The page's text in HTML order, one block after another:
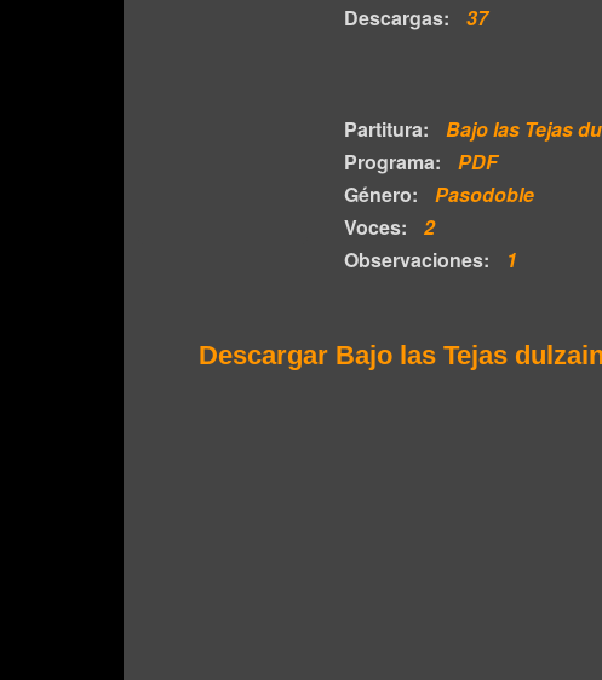
Descargas:
37
Partitura:
Bajo las Tejas
Programa:
PDF
Género:
Pasodoble
Voces:
2
Observaciones:
1
Descargar Bajo las Tejas